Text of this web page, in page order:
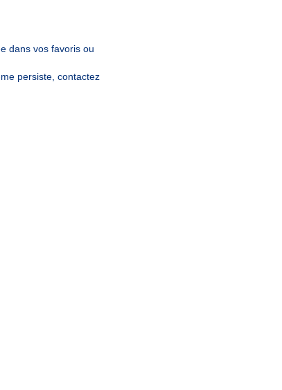
dans vos favoris ou
persiste, contactez